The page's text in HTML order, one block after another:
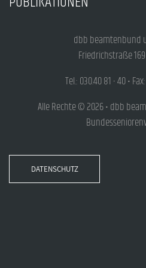
dbb beamtenbund
Friedrichstraße 169
Tel.: 030.40 81 - 40 •
Alle Rechte © 2026 • dbb
DATENSCHUTZ